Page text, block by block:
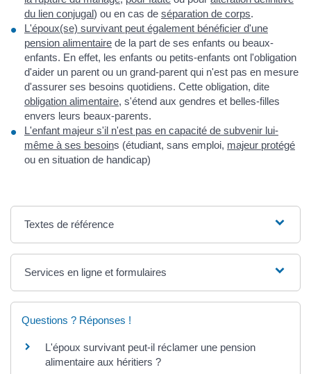
du lien conjugal) ou en cas de séparation de corps.
L'époux(se) survivant peut également bénéficier d'une
pension alimentaire de la part de ses enfants ou beaux-
enfants. En effet, les enfants ou petits-enfants ont l'obligation
d'aider un parent ou un grand-parent qui n'est pas en mesure
d'assurer ses besoins quotidiens. Cette obligation, dite
obligation alimentaire, s'étend aux gendres et belles-filles
envers leurs beaux-parents.
L'enfant majeur s'il n'est pas en capacité de subvenir lui-
même à ses besoins (étudiant, sans emploi, majeur protégé
ou en situation de handicap)
Textes de référence
Services en ligne et formulaires
Questions ? Réponses !
L'époux survivant peut-il réclamer une pension
alimentaire aux héritiers ?